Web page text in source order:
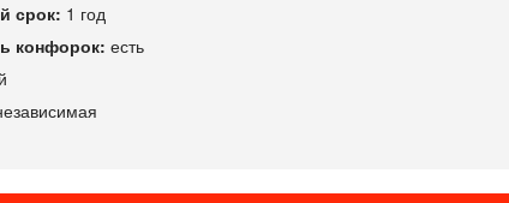
срок: 1 год
конфорок: есть